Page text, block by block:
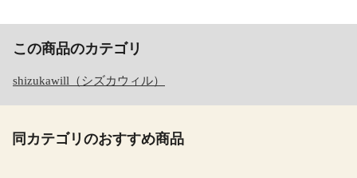
この商品のカテゴリ
shizukawill（シズカウィル）
同カテゴリのおすすめ商品